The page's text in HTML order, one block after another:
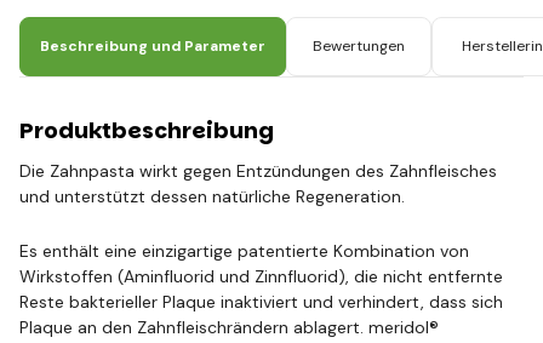
Beschreibung und Parameter Bewertungen
Produktbeschreibung
Die Zahnpasta wirkt gegen Entzündungen des Zahnfleisches
und unterstützt dessen natürliche Regeneration.
Es enthält eine einzigartige patentierte Kombination von
Wirkstoffen (Aminfluorid und Zinnfluorid), die nicht entfernte
Reste bakterieller Plaque inaktiviert und verhindert, dass sich
Plaque an den Zahnfleischrändern ablagert. meridol®